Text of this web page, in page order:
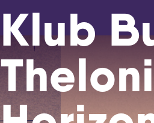
Klub